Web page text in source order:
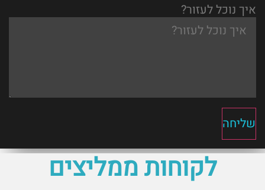
איך נוכל לעזור?
שליחה
לקוחות ממליצים